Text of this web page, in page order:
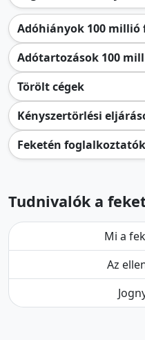
Adóhiányok 100
Adótartozások 100
Törölt cégek
Kényszertörlési
Feketén foglalkoztatók
Tudnivalók a
Mi a
Az